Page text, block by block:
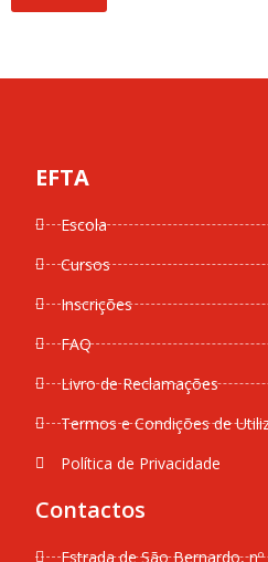
EFTA
Escola
Cursos
Inscrições
FAQ
Livro de Reclamações
Termos e Condições de
Política de Privacidade
Contactos
Estrada de São Bernardo,